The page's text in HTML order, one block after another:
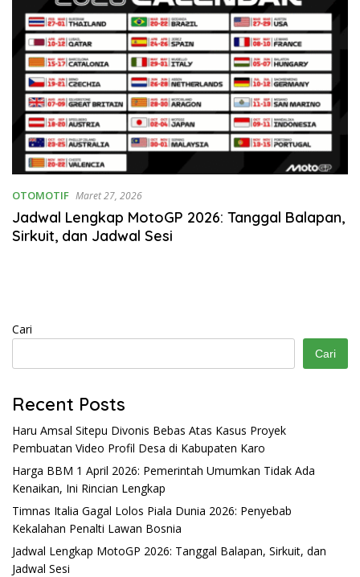
OTOMOTIF Maret 27, 2026
Jadwal Lengkap MotoGP 2026: Tanggal Balapan,
Sirkuit, dan Jadwal Sesi
Cari
Cari
Recent Posts
Haru Amsal Sitepu Divonis Bebas Atas Kasus Proyek
Pembuatan Video Profil Desa di Kabupaten Karo
Harga BBM 1 April 2026: Pemerintah Umumkan Tidak Ada
Kenaikan, Ini Rincian Lengkap
Timnas Italia Gagal Lolos Piala Dunia 2026: Penyebab
Kekalahan Penalti Lawan Bosnia
Jadwal Lengkap MotoGP 2026: Tanggal Balapan, Sirkuit, dan
Jadwal Sesi